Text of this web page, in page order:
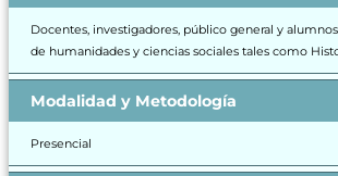
Docentes, investigadores, público general y
de humanidades y ciencias sociales tales como
Modalidad y Metodología
Presencial